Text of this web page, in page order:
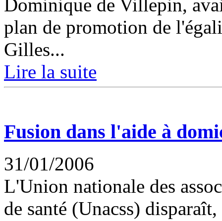
Dominique de Villepin,
plan de promotion de
Gilles...
Lire la suite
Fusion dans l'aide à
31/01/2006
L'Union nationale des
de santé (Unacss)